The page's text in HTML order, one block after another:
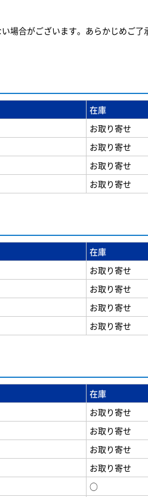
場合がございます。あらかじめご了
在庫
お取り寄せ
お取り寄せ
お取り寄せ
お取り寄せ
在庫
お取り寄せ
お取り寄せ
お取り寄せ
お取り寄せ
在庫
お取り寄せ
お取り寄せ
お取り寄せ
お取り寄せ
○